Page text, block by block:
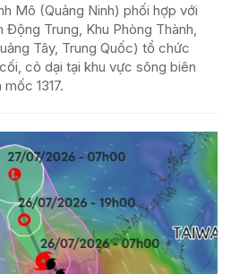
Mô (Quảng Ninh) phối hợp với
Động Trung, Khu Phòng Thành,
Tây, Trung Quốc) tổ chức
cỏ dại tại khu vực sông biên
1317.